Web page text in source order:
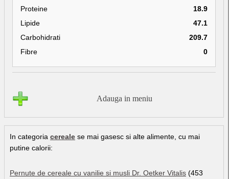
Proteine
18.9
Lipide
47.1
Carbohidrati
209.7
Fibre
0
Adauga in meniu
In categoria cereale se mai gasesc si alte alimente, cu mai
putine calorii:
Pernute de cereale cu vanilie si musli Dr. Oetker Vitalis (453